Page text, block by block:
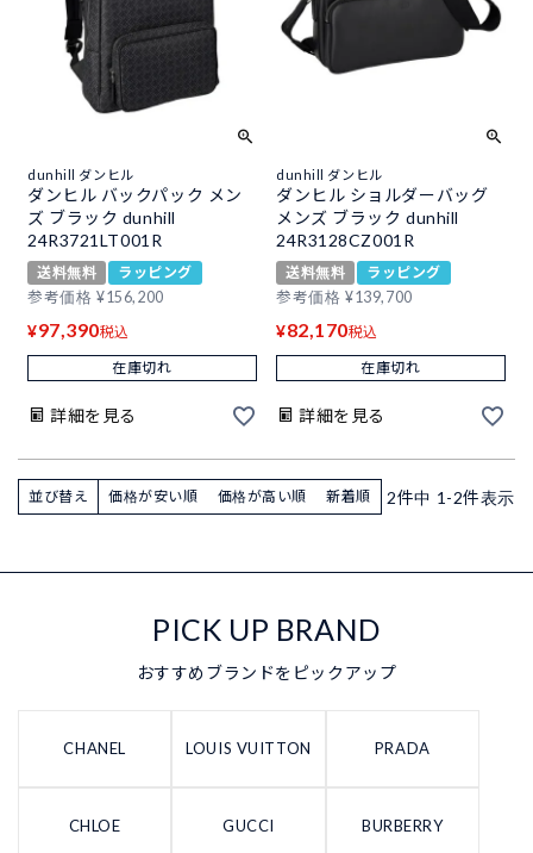
dunhill ダンヒル
ダンヒル バックパック メン
ズ ブラック dunhill
24R3721LT001R
送料無料
ラッピング
参考価格 ¥156,200
¥97,390税込
在庫切れ
詳細を見る
dunhill ダンヒル
ダンヒル ショルダーバッグ
メンズ ブラック dunhill
24R3128CZ001R
送料無料
ラッピング
参考価格 ¥139,700
¥82,170税込
在庫切れ
詳細を見る
並び替え 価格が安い順 価格が高い順 新着順 2件中 1 -2件表示
PICK UP BRAND
おすすめブランドをピックアップ
CHANEL LOUIS VUITTON PRADA
CHLOE GUCCI BURBERRY